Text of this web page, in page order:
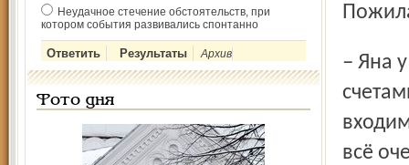
Неудачное стечение обстоятельств, при
котором события развивались спонтанно
Архив
Фото дня
– Яна у нас одна, и хоть очень неудобно за своими же
всё